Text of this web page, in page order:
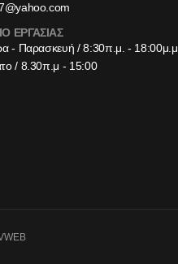
ΕΡΓΑΣΙΑΣ
- Παρασκευή / 8:30π.μ. - 18:00μ.μ.
/ 8.30π.μ - 15:00